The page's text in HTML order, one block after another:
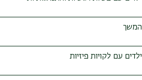
המשך
ילדים עם לקויות פיזיות